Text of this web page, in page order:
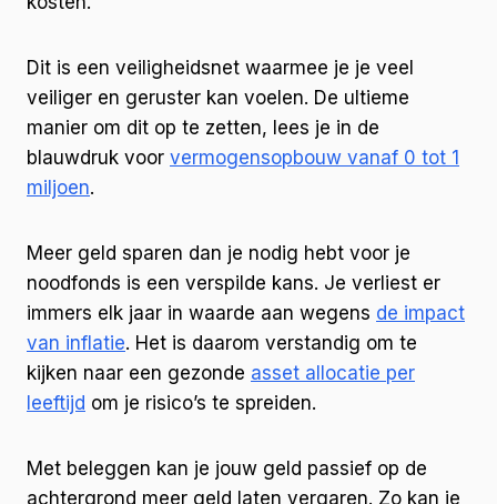
Dit is een veiligheidsnet waarmee je je veel
veiliger en geruster kan voelen. De ultieme
manier om dit op te zetten, lees je in de
blauwdruk voor vermogensopbouw vanaf 0 tot 1
miljoen.
Meer geld sparen dan je nodig hebt voor je
noodfonds is een verspilde kans. Je verliest er
immers elk jaar in waarde aan wegens de impact
van inflatie. Het is daarom verstandig om te
kijken naar een gezonde asset allocatie per
leeftijd om je risico’s te spreiden.
Met beleggen kan je jouw geld passief op de
achtergrond meer geld laten vergaren. Zo kan je